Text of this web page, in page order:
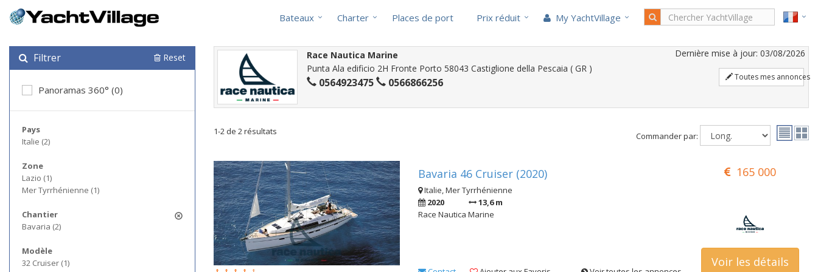
Bateaux Charter Places de port Prix réduit My YachtVillage
Filtrer Reset
Panoramas 360° (0)
Pays
Italie (2)
Zone
Lazio (1)
Mer Tyrrhénienne (1)
Chantier
Bavaria (2)
Modèle
32 Cruiser (1)
Race Nautica Marine
Punta Ala edificio 2H Fronte Porto 58043 Castiglione della Pescaia ( GR )
0564923475 0566866256 Toutes mes annonces
Dernière mise à jour: 03/08/2026
1-2 de 2 résultats Commander par:
Bavaria 46 Cruiser (2020) 165 000
Italie, Mer Tyrrhénienne
2020
13,6 m
Race Nautica Marine
Voir les détails